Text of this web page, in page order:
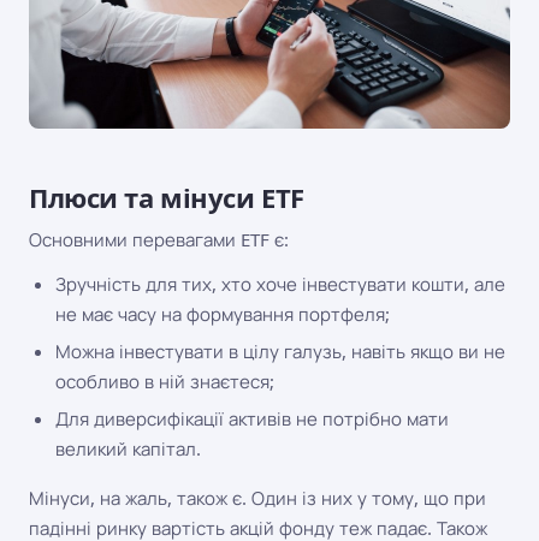
Плюси та мінуси ETF
Основними перевагами ETF є:
Зручність для тих, хто хоче інвестувати кошти, але
не має часу на формування портфеля;
Можна інвестувати в цілу галузь, навіть якщо ви не
особливо в ній знаєтеся;
Для диверсифікації активів не потрібно мати
великий капітал.
Мінуси, на жаль, також є. Один із них у тому, що при
падінні ринку вартість акцій фонду теж падає. Також